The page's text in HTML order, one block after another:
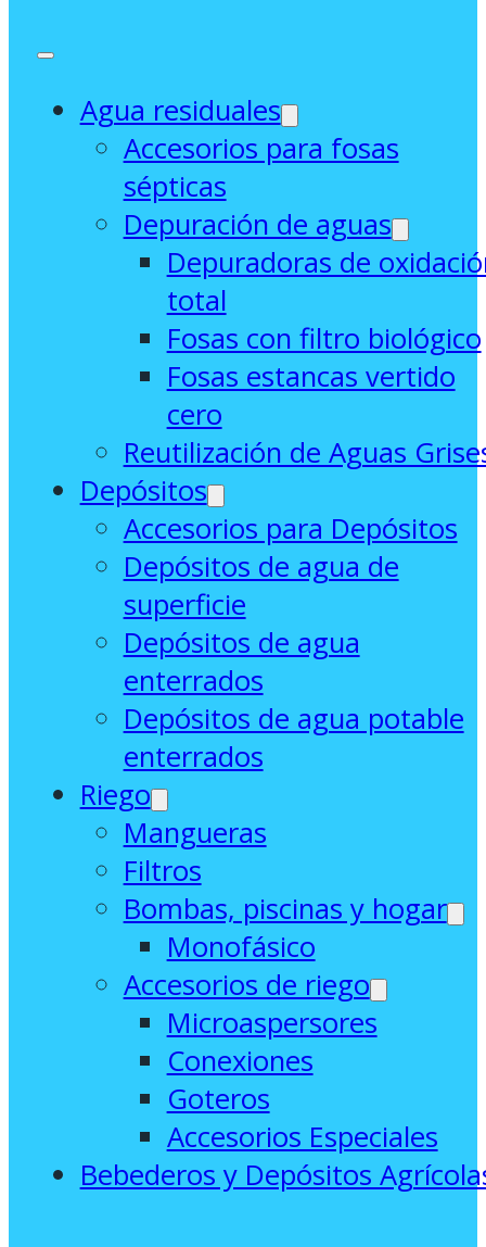
Agua residuales
Accesorios para fosas
sépticas
Depuración de aguas
Depuradoras de
total
Fosas con filtro biológico
Fosas estancas vertido
cero
Reutilización de Aguas
Depósitos
Accesorios para Depósitos
Depósitos de agua de
superficie
Depósitos de agua
enterrados
Depósitos de agua potable
enterrados
Riego
Mangueras
Filtros
Bombas, piscinas y hogar
Monofásico
Accesorios de riego
Microaspersores
Conexiones
Goteros
Accesorios Especiales
Bebederos y Depósitos